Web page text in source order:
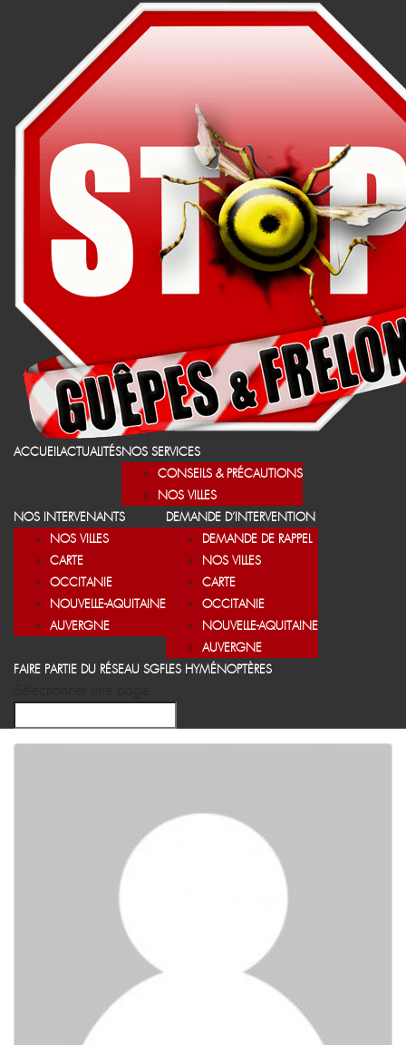
ACCUEILACTUALITÉSNOS SERVICES
CONSEILS & PRÉCAUTIONS
NOS VILLES
NOS INTERVENANTS
NOS VILLES
CARTE
OCCITANIE
NOUVELLE-AQUITAINE
AUVERGNE
DEMANDE D’INTERVENTION
DEMANDE DE RAPPEL
NOS VILLES
CARTE
OCCITANIE
NOUVELLE-AQUITAINE
AUVERGNE
FAIRE PARTIE DU RÉSEAU SGFLES HYMÉNOPTÈRES